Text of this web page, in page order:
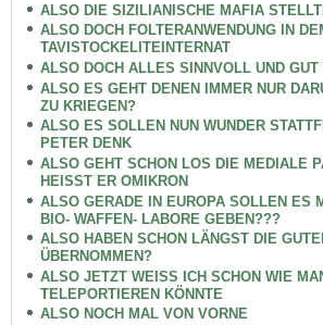
ALSO DIE SIZILIANISCHE MAFIA
ALSO DOCH FOLTERANWENDUNG IN
TAVISTOCKELITEINTERNAT
ALSO DOCH ALLES SINNVOLL UND GUT
ALSO ES GEHT DENEN IMMER NUR
ZU KRIEGEN?
ALSO ES SOLLEN NUN WUNDER
PETER DENK
ALSO GEHT SCHON LOS DIE MEDIALE
HEISST ER OMIKRON
ALSO GERADE IN EUROPA SOLLEN ES
BIO- WAFFEN- LABORE GEBEN???
ALSO HABEN SCHON LÄNGST DIE
ÜBERNOMMEN?
ALSO JETZT WEISS ICH SCHON WIE
TELEPORTIEREN KÖNNTE
ALSO NOCH MAL VON VORNE